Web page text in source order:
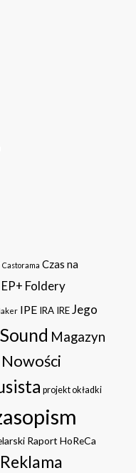
Castorama Czas na
EP+ Foldery
IPE IRA IREJego
Magazyn
Nowości
projekt okładki
Raport HoReCa
Reklama